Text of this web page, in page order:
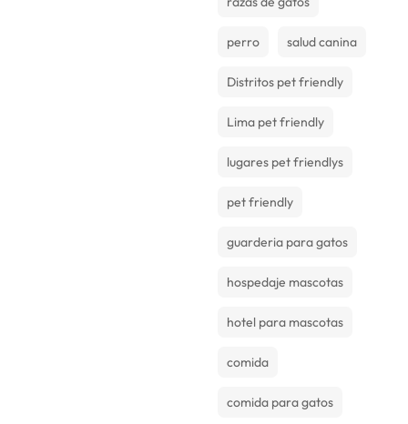
perro salud canina
Distritos pet friendly
Lima pet friendly
lugares pet friendlys
pet friendly
guarderia para gatos
hospedaje mascotas
hotel para mascotas
comida
comida para gatos